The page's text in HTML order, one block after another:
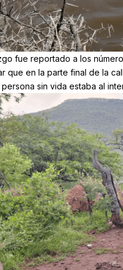
fue reportado a los
que en la parte final de la
persona sin vida estaba al